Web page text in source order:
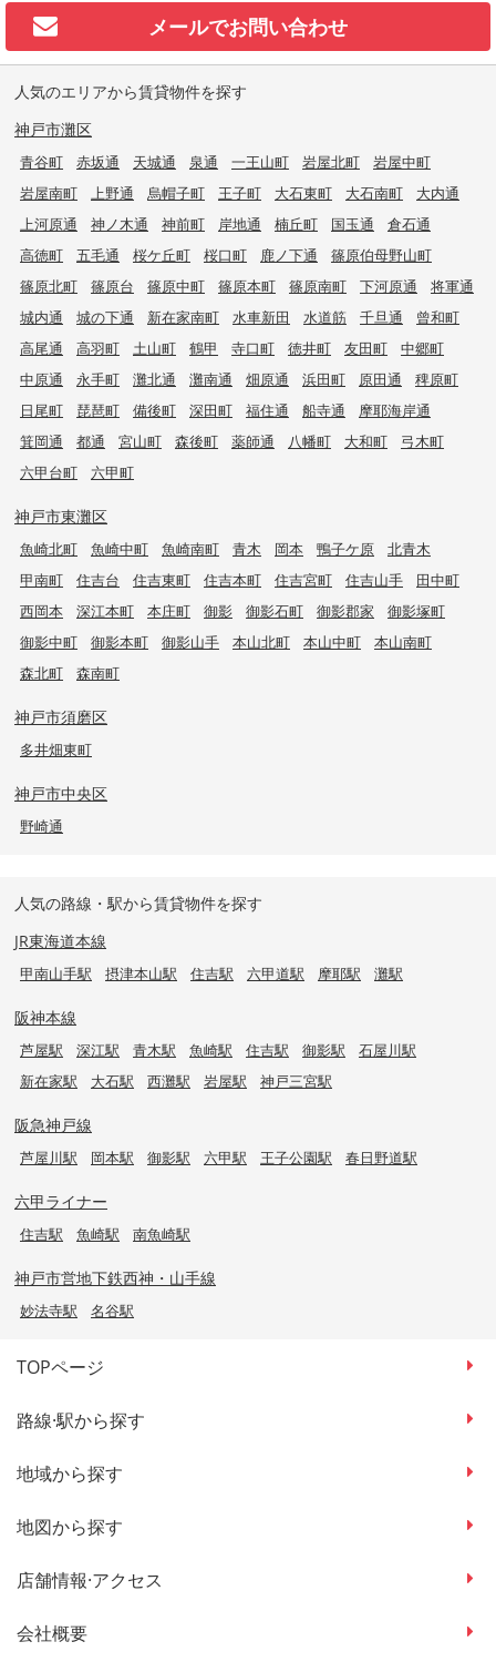
メールでお問い合わせ
人気のエリアから賃貸物件を探す
神戸市灘区
青谷町 赤坂通 天城通 泉通 一王山町 岩屋北町
岩屋中町
岩屋南町
上野通 烏帽子町 王子町 大石東町 大石南町
大内通
上河原通
神ノ木通 神前町 岸地通 楠丘町 国玉通
倉石通
高徳町
五毛通 桜ケ丘町 桜口町 鹿ノ下通
篠原伯母野山町
篠原北町
篠原台 篠原中町 篠原本町 篠原南町 下河原通
将軍通
城内通
城の下通 新在家南町 水車新田 水道筋 千旦通
曾和町
高尾通
高羽町 土山町 鶴甲 寺口町 徳井町 友田町
中郷町
中原通
永手町 灘北通 灘南通 畑原通 浜田町 原田通
稗原町
日尾町
琵琶町 備後町 深田町 福住通 船寺通
摩耶海岸通
箕岡通
都通 宮山町 森後町 薬師通 八幡町 大和町
弓木町
六甲台町
六甲町
神戸市東灘区
魚崎北町 魚崎中町 魚崎南町 青木 岡本 鴨子ケ原
北青木
甲南町
住吉台 住吉東町 住吉本町 住吉宮町 住吉山手
田中町
西岡本
深江本町 本庄町 御影 御影石町 御影郡家
御影塚町
御影中町
御影本町 御影山手 本山北町 本山中町
本山南町
森北町
森南町
神戸市須磨区
多井畑東町
神戸市中央区
野崎通
人気の路線・駅から賃貸物件を探す
JR東海道本線
甲南山手駅 摂津本山駅 住吉駅 六甲道駅 摩耶駅 灘駅
阪神本線
芦屋駅 深江駅 青木駅 魚崎駅 住吉駅 御影駅
石屋川駅
新在家駅
大石駅 西灘駅 岩屋駅 神戸三宮駅
阪急神戸線
芦屋川駅 岡本駅 御影駅 六甲駅 王子公園駅 春日野道駅
六甲ライナー
住吉駅 魚崎駅 南魚崎駅
神戸市営地下鉄西神・山手線
妙法寺駅 名谷駅
TOPページ
路線·駅から探す
地域から探す
地図から探す
店舗情報·アクセス
会社概要